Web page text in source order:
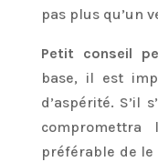
pas plus qu’un
Petit conseil
base, il est
d’aspérité. S’il
préférable de